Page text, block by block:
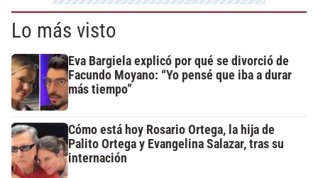
Lo más visto
Eva Bargiela explicó por qué se divorció de
Facundo Moyano: “Yo pensé que iba a durar
más tiempo”
Cómo está hoy Rosario Ortega, la hija de
Palito Ortega y Evangelina Salazar, tras su
internación